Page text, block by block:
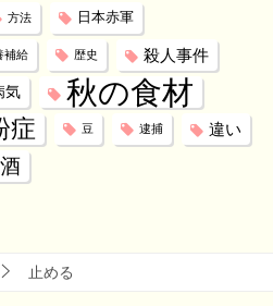
方法 日本赤軍
補給 歴史 殺人事件
気 秋の食材
症 豆 逮捕 違い
止める